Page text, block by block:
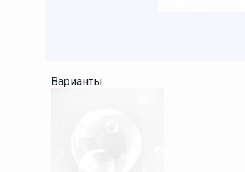
Варианты